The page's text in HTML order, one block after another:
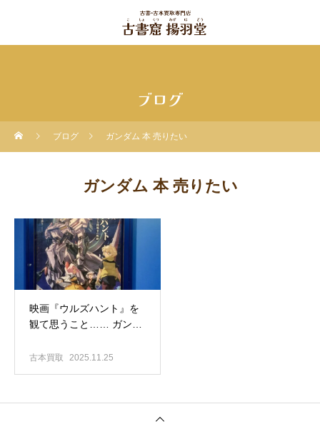
ブログ
ブログ ガンダム 本 売りたい
ガンダム 本 売りたい
映画『ウルズハント』を
観て思うこと…… ガンダ
買取強化中です！
古本買取 2025.11.25